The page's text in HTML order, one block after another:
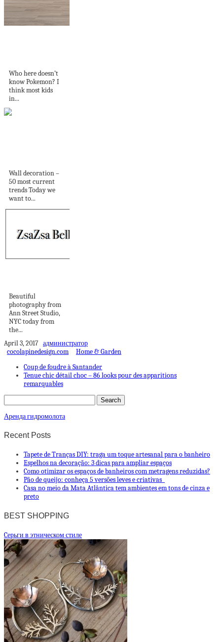
Who here doesn’t
know Pokemon? I
think most kids
in...
Wall decoration –
50 most current
trends Today we
want to...
Beautiful
photography from
Ann Street Studio,
NYC today from
the...
April 3, 2017 администратор
cocolapinedesign.com
Home & Garden
Coup de foudre à Santander
Tenue chic détail choc – 86 looks pour des apparitions
remarquables
Аренда гидромолота
Recent Posts
Tapete de Tranças DIY: traga um toque artesanal para o banheiro
Espelhos na decoração: 3 dicas para ampliar espaços
Como otimizar os espaços de banheiros com metragens reduzidas?
Pão de queijo: conheça 5 versões leves e criativas
Casa no meio da Mata Atlântica tem ambientes em tons de cinza e
preto
BEST SHOPPING
Cерьги в этническом стиле